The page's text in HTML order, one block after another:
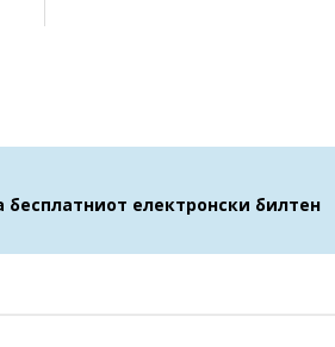
бесплатниот електронски билтен